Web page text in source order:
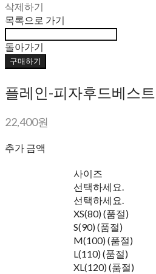
삭제하기
목록으로 가기
돌아가기
구매하기
플레인-피자후드베스트
22,400원
추가 금액
사이즈
선택하세요.
선택하세요.
XS(80) (품절)
S(90) (품절)
M(100) (품절)
L(110) (품절)
XL(120) (품절)